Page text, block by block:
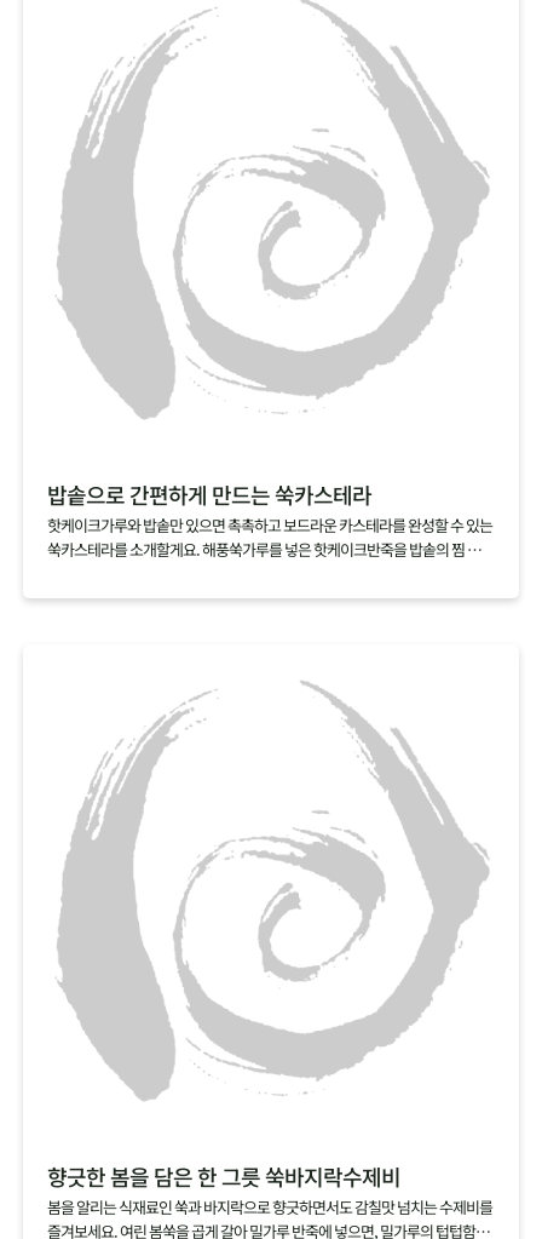
넘 부드럽고 사랑스럽게 넘어가요!
어린이, 노인, 환자분들도 좋아할 것 같아요.
와~ 너무 부드럽고 달콤한 맛이에요^^
친구야~ 같이 먹자!
베이킹을 했는데도 바나나의 신선한 맛이 그대로여서 좋아요
넘넘 건강한 맛! 단맛이 강하지 않아 좋아요!
밥솥으로 간편하게 만드는 쑥카스테라
핫케이크가루와 밥솥만 있으면 촉촉하고 보드라운 카스테라를 완성할 수 있는
쑥카스테라를 소개할게요. 해풍쑥가루를 넣은 핫케이크반죽을 밥솥의 찜 기능
아주는 건 물론, 쑥을 잘 먹지 않는 아이들에게 쑥을 맛볼 수 있게 할 수 있으니
향긋한 봄을 담은 한 그릇 쑥바지락수제비
봄을 알리는 식재료인 쑥과 바지락으로 향긋하면서도 감칠맛 넘치는 수제비를
즐겨보세요. 여린 봄쑥을 곱게 갈아 밀가루 반죽에 넣으면, 밀가루의 텁텁함은